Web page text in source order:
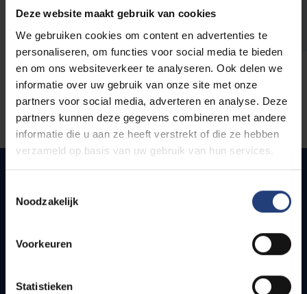
Deze website maakt gebruik van cookies
We gebruiken cookies om content en advertenties te
personaliseren, om functies voor social media te bieden
en om ons websiteverkeer te analyseren. Ook delen we
informatie over uw gebruik van onze site met onze
partners voor social media, adverteren en analyse. Deze
partners kunnen deze gegevens combineren met andere
informatie die u aan ze heeft verstrekt of die ze hebben
verzameld op basis van uw gebruik van hun services.
Noodzakelijk
Voorkeuren
Statistieken
Snel naar
Bereikbaarheid